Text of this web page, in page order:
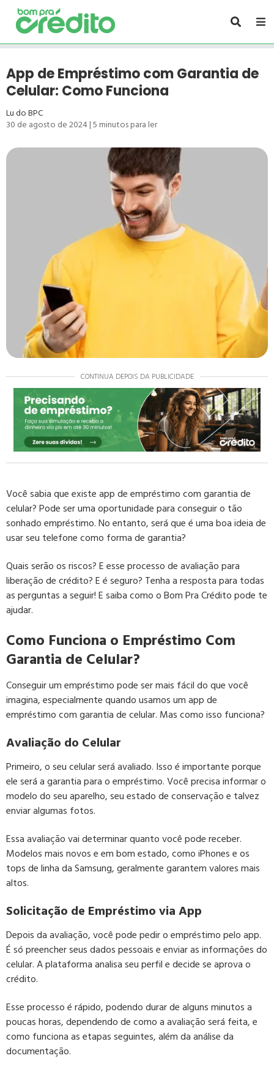
App de Empréstimo com Garantia de
Celular: Como Funciona
Lu do BPC
30 de agosto de 2024|5minutos para ler
CONTINUA DEPOIS DA PUBLICIDADE
Você sabia que existe app de empréstimo com garantia de
celular? Pode ser uma oportunidade para conseguir o tão
sonhado empréstimo. No entanto, será que é uma boa ideia de
usar seu telefone como forma de garantia?
Quais serão os riscos? E esse processo de avaliação para
liberação de crédito? E é seguro? Tenha a resposta para todas
as perguntas a seguir! E saiba como o Bom Pra Crédito pode te
ajudar.
Como Funciona o Empréstimo Com
Garantia de Celular?
Conseguir um empréstimo pode ser mais fácil do que você
imagina, especialmente quando usamos um app de
empréstimo com garantia de celular. Mas como isso funciona?
Avaliação do Celular
Primeiro, o seu celular será avaliado. Isso é importante porque
ele será a garantia para o empréstimo. Você precisa informar o
modelo do seu aparelho, seu estado de conservação e talvez
enviar algumas fotos.
Essa avaliação vai determinar quanto você pode receber.
Modelos mais novos e em bom estado, como iPhones e os
tops de linha da Samsung, geralmente garantem valores mais
altos.
Solicitação de Empréstimo via App
Depois da avaliação, você pode pedir o empréstimo pelo app.
É só preencher seus dados pessoais e enviar as informações do
celular. A plataforma analisa seu perfil e decide se aprova o
crédito.
Esse processo é rápido, podendo durar de alguns minutos a
poucas horas, dependendo de como a avaliação será feita, e
como funciona as etapas seguintes, além da análise da
documentação.